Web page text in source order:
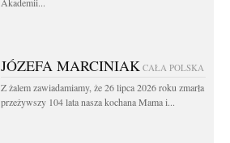
JÓZEFA MARCINIAK CAŁA POLSKA
Z żalem zawiadamiamy, że 26 lipca 2026 roku zmarła
przeżywszy 104 lata nasza kochana Mama i...